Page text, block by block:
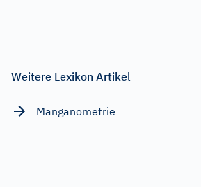
Weitere Lexikon Artikel
Manganometrie